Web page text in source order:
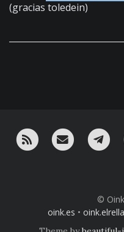
(gracias toledein)
RSS ¡Mándame
©
oink.es •